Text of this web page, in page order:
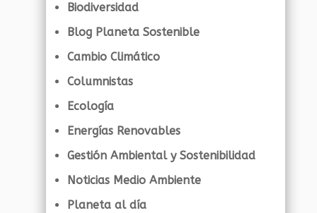
Biodiversidad
Blog Planeta Sostenible
Cambio Climático
Columnistas
Ecología
Energías Renovables
Gestión Ambiental y Sostenibilidad
Noticias Medio Ambiente
Planeta al día